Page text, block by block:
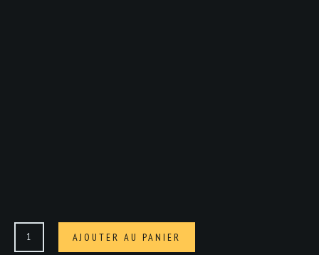
quantité
de
AJOUTER AU PANIER